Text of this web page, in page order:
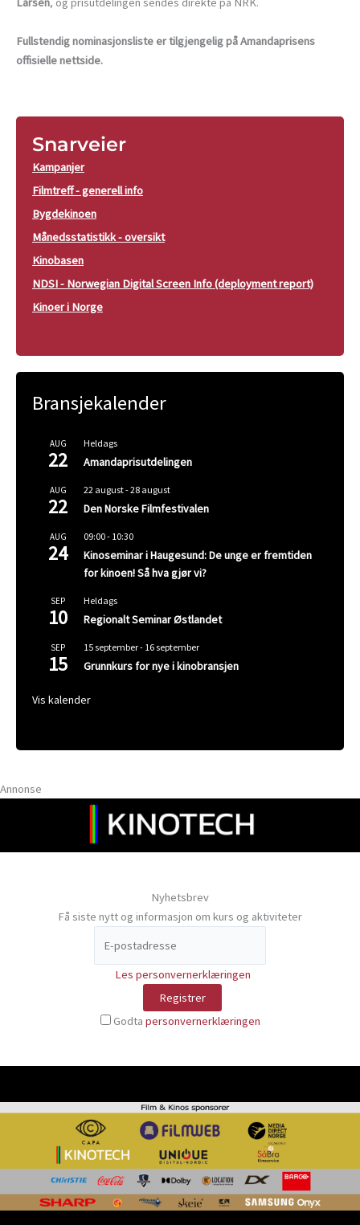
Fullstendig nominasjonsliste er tilgjengelig på Amandaprisens
offisielle nettside.
Snarveier
Kampanjer
Filmtreff - generell info
Bygdekinoen
Månedsstatistikk - oversikt
Kinobasen
NDSI - Norwegian Digital Screen Info (deployment report)
Kinoer i Norge
Bransjekalender
AUG
22
Heldags
Amandaprisutdelingen
AUG
22
22 august-28 august
Den Norske Filmfestivalen
AUG
24
09:00- 10:30
Kinoseminar i Haugesund: De unge er fremtiden
for kinoen! Så hva gjør vi?
SEP
10
Heldags
Regionalt Seminar Østlandet
SEP
15
15 september- 16 september
Grunnkurs for nye i kinobransjen
Vis kalender
Annonse
Nyhetsbrev
Få siste nytt og informasjon om kurs og aktiviteter
Les personvernerklæringen
Godta personvernerklæringen